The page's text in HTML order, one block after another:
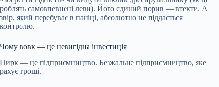
роблять самовпевнені леви). Його єдиний порив — втекти. А
звір, який перебуває в паніці, абсолютно не піддається
контролю.
Чому вовк — це невигідна інвестиція
Цирк — це підприємництво. Безжальне підприємництво, яке
рахує гроші.